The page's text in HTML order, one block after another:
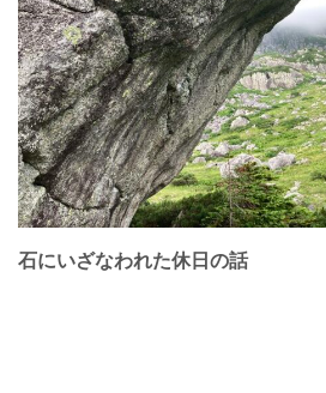
石にいざなわれた休日の話